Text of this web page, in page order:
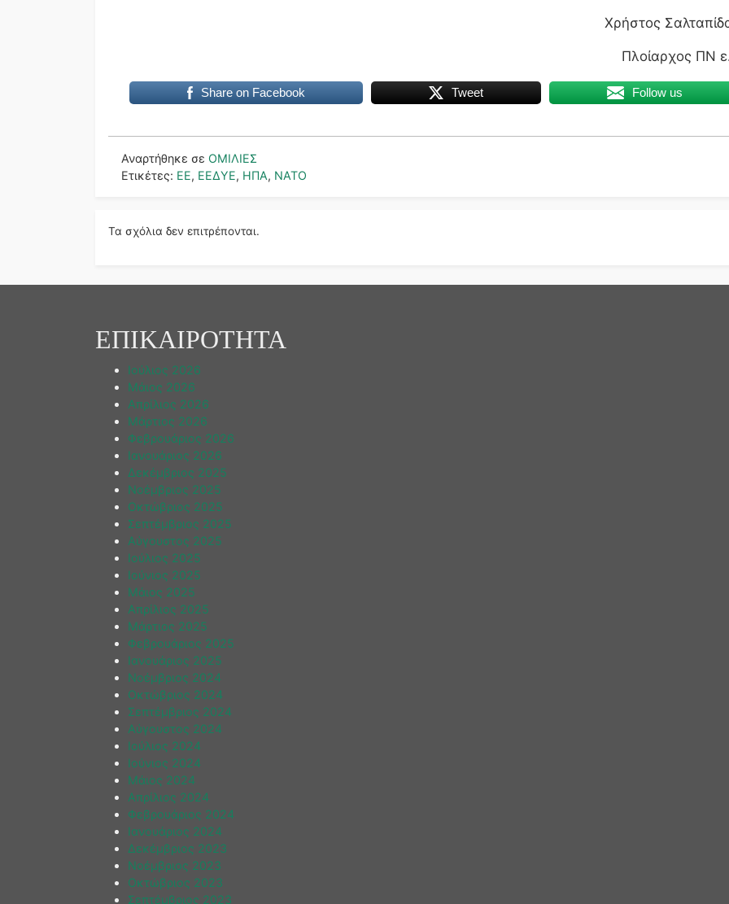
Χρήστος
Πλοίαρχος ΠΝ
Share on Facebook Tweet Follow us
Αναρτήθηκε σε ΟΜΙΛΙΕΣ
Ετικέτες: ΕΕ, ΕΕΔΥΕ, ΗΠΑ, ΝΑΤΟ
Τα σχόλια δεν επιτρέπονται.
ΕΠΙΚΑΙΡΟΤΗΤΑ
Ιούλιος 2026
Μάιος 2026
Απρίλιος 2026
Μάρτιος 2026
Φεβρουάριος 2026
Ιανουάριος 2026
Δεκέμβριος 2025
Νοέμβριος 2025
Οκτώβριος 2025
Σεπτέμβριος 2025
Αύγουστος 2025
Ιούλιος 2025
Ιούνιος 2025
Μάιος 2025
Απρίλιος 2025
Μάρτιος 2025
Φεβρουάριος 2025
Ιανουάριος 2025
Νοέμβριος 2024
Οκτώβριος 2024
Σεπτέμβριος 2024
Αύγουστος 2024
Ιούλιος 2024
Ιούνιος 2024
Μάιος 2024
Απρίλιος 2024
Φεβρουάριος 2024
Ιανουάριος 2024
Δεκέμβριος 2023
Νοέμβριος 2023
Οκτώβριος 2023
Σεπτέμβριος 2023